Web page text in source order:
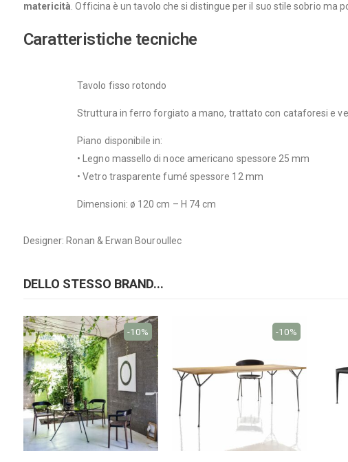
matericità . Officina è un tavolo che si distingue per il suo stile sobrio
Caratteristiche tecniche
Tavolo fisso rotondo
Struttura in ferro forgiato a mano, trattato con cataforesi e
Piano disponibile in:
• Legno massello di noce americano spessore 25 mm
• Vetro trasparente fumé spessore 12 mm
Dimensioni: ø 120 cm – H 74 cm
Designer: Ronan & Erwan Bouroullec
DELLO STESSO BRAND...
-10% -10%